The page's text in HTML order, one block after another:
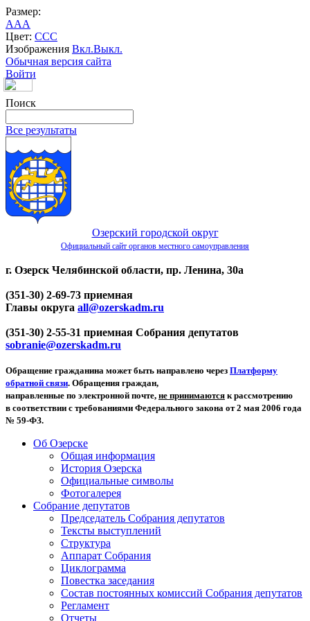
Размер:
AAA
Цвет: CCC
Изображения Вкл.Выкл.
Обычная версия сайта
Войти
Поиск
Все результаты
Озерский городской округ
Официальный сайт органов местного самоуправления
г. Озерск Челябинской области, пр. Ленина, 30а
(351-30) 2-69-73 приемная
Главы округа all@ozerskadm.ru
(351-30) 2-55-31 приемная Собрания депутатов
sobranie@ozerskadm.ru
Обращение гражданина может быть направлено через Платформу
обратной связи. Обращения граждан,
направленные по электронной почте, не принимаются к рассмотрению
в соответствии с требованиями Федерального закона от 2 мая 2006 года
№ 59-ФЗ.
Об Озерске
Общая информация
История Озерска
Официальные символы
Фотогалерея
Собрание депутатов
Председатель Собрания депутатов
Тексты выступлений
Структура
Аппарат Собрания
Циклограмма
Повестка заседания
Состав постоянных комиссий Собрания депутатов
Регламент
Отчеты